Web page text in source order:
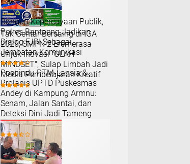
Tak Gentar Bersaing di IGA
2026, SMPN 2 Eremerasa
Unjuk Inovasi "OLAH
MINDSET", Sulap Limbah Jadi
Media Pembelajaran Kreatif
Bangun Kepercayaan Publik,
Polres Bantaeng Jadikan
Dialog FJRI Sebagai
Jembatan Komunikasi
Posbindu PTM-Lansia &
Prolanis UPTD Puskesmas
Andey di Kampung Armnu:
Senam, Jalan Santai, dan
Deteksi Dini Jadi Tameng
Penyakit Kronis